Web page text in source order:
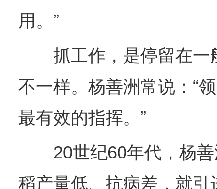
用。”
抓工作，是停留在一
不一样。杨善洲常说：“
最有效的指挥。”
20世纪60年代，杨善
稻产量低、抗病差，就引